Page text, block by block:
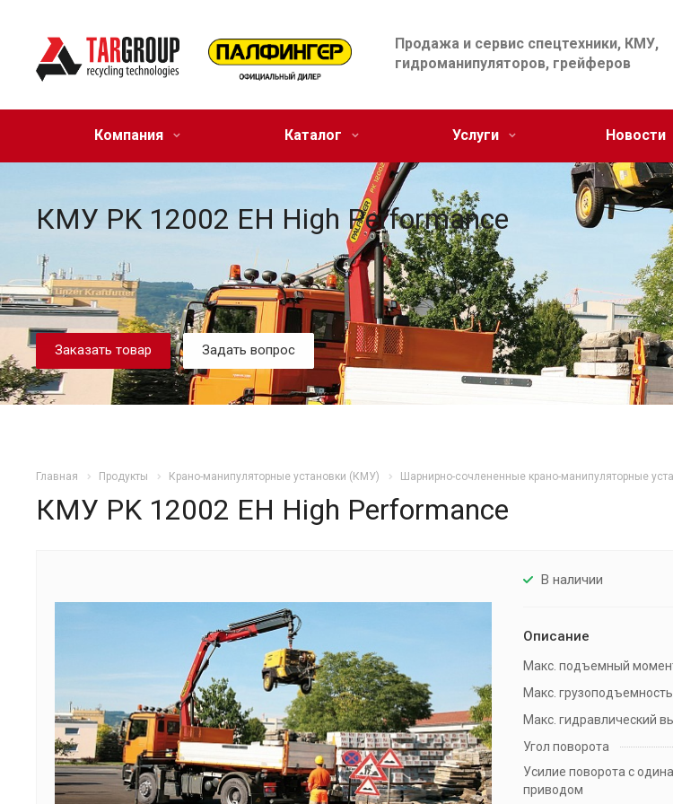
Продажа и сервис спецтехники, КМУ,
гидроманипуляторов, грейферов
Компания Каталог Услуги Новости
КМУ PK 12002 EH High Performance
Заказать товар Задать вопрос
Главная Продукты Крано-манипуляторные установки (КМУ) Шарнирно-сочлененные крано-манипуляторные
КМУ PK 12002 EH High Performance
В наличии
Описание
Макс. подъемный
Макс. грузоподъемность
Макс. гидравлический
Угол поворота
Усилие поворота с
приводом